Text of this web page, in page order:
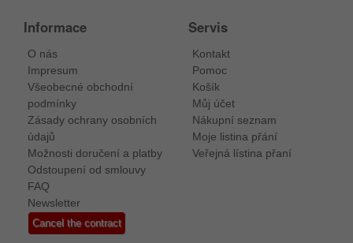
Informace
O nás
Impresum
Všeobecné obchodní
podmínky
Zásady ochrany osobních
údajů
Možnosti doručení a platby
Odstoupení od smlouvy
FAQ
Newsletter
Cancel the contract
Servis
Kontakt
Pomoc
Košík
Můj účet
Nákupní seznam
Moje listina přání
Veřejná lístina přaní